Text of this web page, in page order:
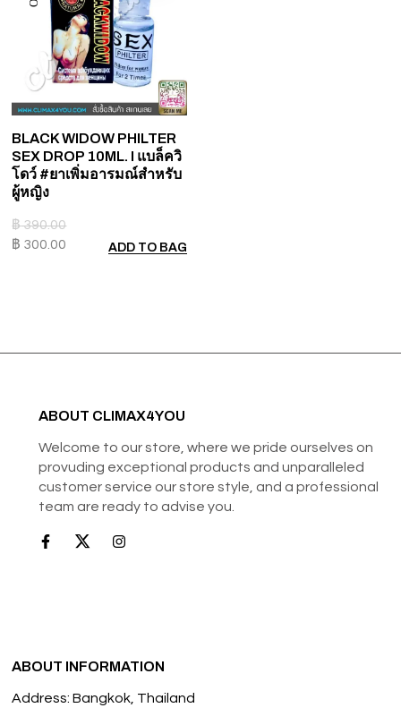
BLACK WIDOW PHILTER
SEX DROP 10ML. I แบล็ควิ
โดว์ #ยาเพิ่มอารมณ์สำหรับ
ผู้หญิง
฿390.00
฿ 300.00 ADD TO BAG
ABOUT CLIMAX4YOU
Welcome to our store, where we pride ourselves on
provuding exceptional products and unparalleled
customer service our store style, and a professional
team are ready to advise you.
ABOUT INFORMATION
Address: Bangkok, Thailand